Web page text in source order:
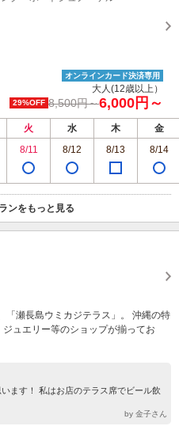
オンラインカード決済専用
大人(12歳以上）
29%OFF 8,500円～6,000円～
火 水 木
金
8/11 8/12 8/13 8/14
ンをもっと見る
「瀬長島ウミカジテラス」。 沖縄の特
ュエリー等のショップが揃ってお
ます！ 私はお店のテラス席でビール飲
by 金子さん